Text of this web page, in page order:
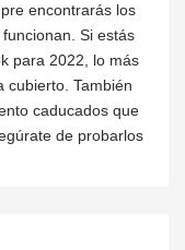
encontrarás los
Si estás
para 2022, lo más
cubierto. También
caducados que
de probarlos